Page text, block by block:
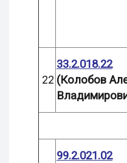
22
33.2.018.22
(Колобов
99.2.021.02